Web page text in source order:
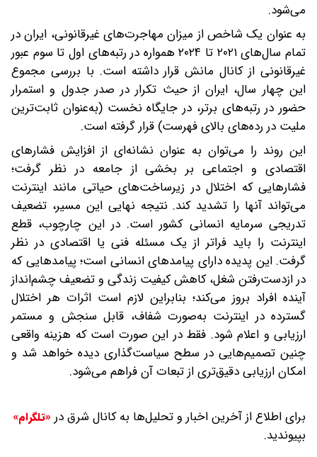
می‌شود.
به عنوان یک شاخص از میزان مهاجرت‌های غیرقانونی، ایران در
تمام سال‌های ۲۰۲۱ تا ۲۰۲۴ همواره در رتبه‌های اول تا سوم عبور
غیرقانونی از کانال مانش قرار داشته است. با بررسی مجموع
این چهار سال، ایران از حیث تکرار در صدر جدول و استمرار
حضور در رتبه‌های برتر، در جایگاه نخست (به‌عنوان ثابت‌ترین
ملیت در رده‌های بالای فهرست) قرار گرفته است.
این روند را می‌توان به‌ عنوان نشانه‌ای از افزایش فشارهای
اقتصادی و اجتماعی بر بخشی از جامعه در نظر گرفت؛
فشارهایی که اختلال در زیرساخت‌های حیاتی مانند اینترنت
می‌تواند آنها را تشدید کند. نتیجه نهایی این مسیر، تضعیف
تدریجی سرمایه انسانی کشور است. در این چارچوب، قطع
اینترنت را باید فراتر از یک مسئله فنی یا اقتصادی در نظر
گرفت. این پدیده دارای پیامدهای انسانی است؛ پیامدهایی که
در ازدست‌رفتن شغل، کاهش کیفیت زندگی و تضعیف چشم‌انداز
آینده افراد بروز می‌کند؛ بنابراین لازم است اثرات هر اختلال
گسترده در اینترنت به‌صورت شفاف، قابل سنجش و مستمر
ارزیابی و اعلام شود. فقط در این صورت است که هزینه واقعی
چنین تصمیم‌هایی در سطح سیاست‌گذاری دیده خواهد شد و
امکان ارزیابی دقیق‌تری از تبعات آن فراهم می‌شود.
برای اطلاع از آخرین اخبار و تحلیل‌ها به کانال شرق در «تلگرام»
بپیوندید.